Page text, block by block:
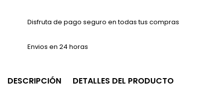
Disfruta de pago seguro en todas tus compras
Envios en 24 horas
DESCRIPCIÓN DETALLES DEL PRODUCTO